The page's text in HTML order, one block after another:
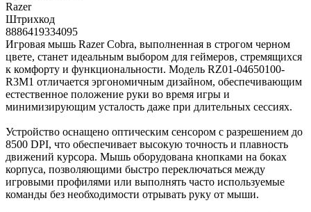
Razer
Штрихкод
8886419334095
Игровая мышь Razer Cobra, выполненная в строгом черном
цвете, станет идеальным выбором для геймеров, стремящихся
к комфорту и функциональности. Модель RZ01-04650100-
R3M1 отличается эргономичным дизайном, обеспечивающим
естественное положение руки во время игры и
минимизирующим усталость даже при длительных сессиях.
Устройство оснащено оптическим сенсором с разрешением до
8500 DPI, что обеспечивает высокую точность и плавность
движений курсора. Мышь оборудована кнопками на боках
корпуса, позволяющими быстро переключаться между
игровыми профилями или выполнять часто используемые
команды без необходимости отрывать руку от мыши.